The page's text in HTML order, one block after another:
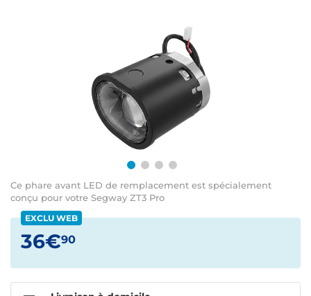
Ce phare avant LED de remplacement est spécialement
conçu pour votre Segway ZT3 Pro
EXCLU WEB
36€90